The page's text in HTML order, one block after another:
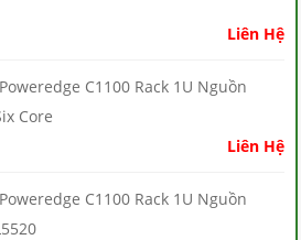
Liên Hệ
C1100 Rack 1U Nguồn
Core
Liên Hệ
C1100 Rack 1U Nguồn